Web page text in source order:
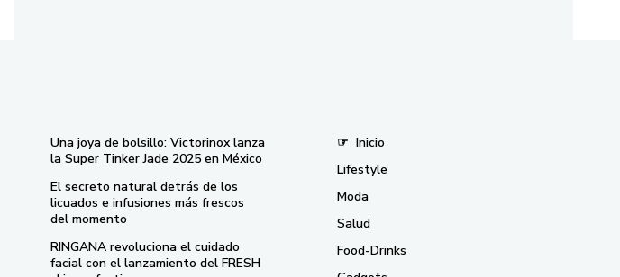
Una joya de bolsillo: Victorinox lanza
la Super Tinker Jade 2025 en México
El secreto natural detrás de los
licuados e infusiones más frescos
del momento
RINGANA revoluciona el cuidado
facial con el lanzamiento del FRESH
☞ Inicio
Lifestyle
Moda
Salud
Food-Drinks